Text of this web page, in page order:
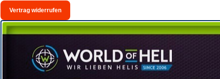
Vertrag widerrufen